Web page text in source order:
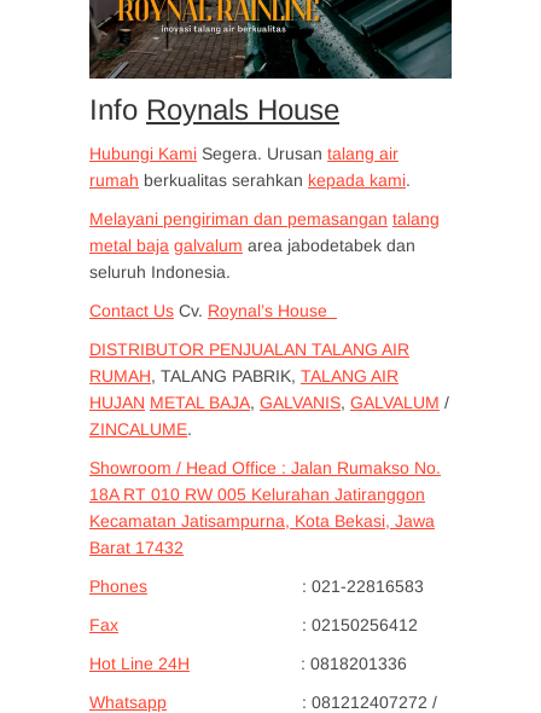
Info Roynals House
Hubungi Kami Segera. Urusan talang air
rumah berkualitas serahkan kepada kami.
Melayani pengiriman dan pemasangan talang
metal baja galvalum area jabodetabek dan
seluruh Indonesia.
Contact Us Cv. Roynal’s House
DISTRIBUTOR PENJUALAN TALANG AIR
RUMAH, TALANG PABRIK, TALANG AIR
HUJAN METAL BAJA, GALVANIS, GALVALUM /
ZINCALUME.
Showroom / Head Office : Jalan Rumakso No.
18A RT 010 RW 005 Kelurahan Jatiranggon
Kecamatan Jatisampurna, Kota Bekasi, Jawa
Barat 17432
Phones : 021-22816583
Fax : 02150256412
Hot Line 24H : 0818201336
Whatsapp : 081212407272 /